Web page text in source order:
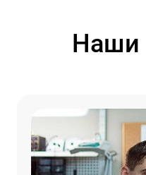
Наши